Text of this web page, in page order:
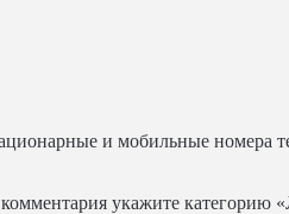
и мобильные номера
укажите категорию